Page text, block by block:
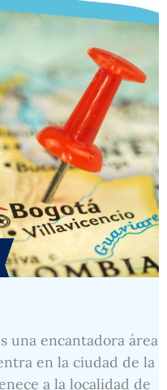
una encantadora área
en la ciudad de la
a la localidad de